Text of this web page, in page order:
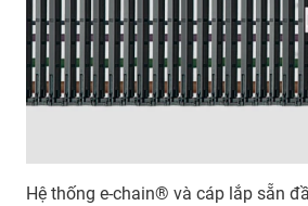
Hệ thống e-chain® và cáp lắp sẵn